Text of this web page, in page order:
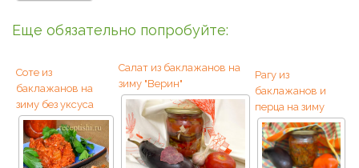
Еще обязательно попробуйте:
Соте из
баклажанов на
зиму без уксуса
Салат из баклажанов на
зиму "Верин"
Рагу из
баклажанов и
перца на зиму